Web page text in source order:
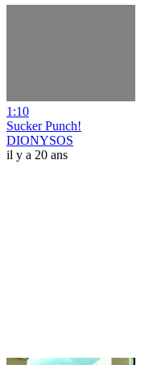
1:10
Sucker Punch!
DIONYSOS
il y a 20 ans